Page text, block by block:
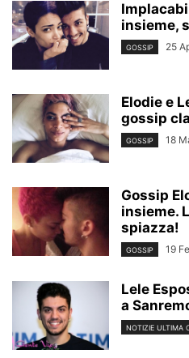
insieme,
GOSSIP 25
Elodie e
gossip
GOSSIP 18
Gossip
insieme.
spiazza!
GOSSIP 19
Lele
a
NOTIZIE ULTIMA